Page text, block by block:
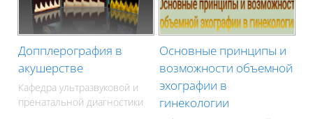
Допплерография в
акушерстве
Кафедра ультразвуковой и
пренатальной диагностики
Основные принципы и
возможности объемной
эхографии в
гинекологии